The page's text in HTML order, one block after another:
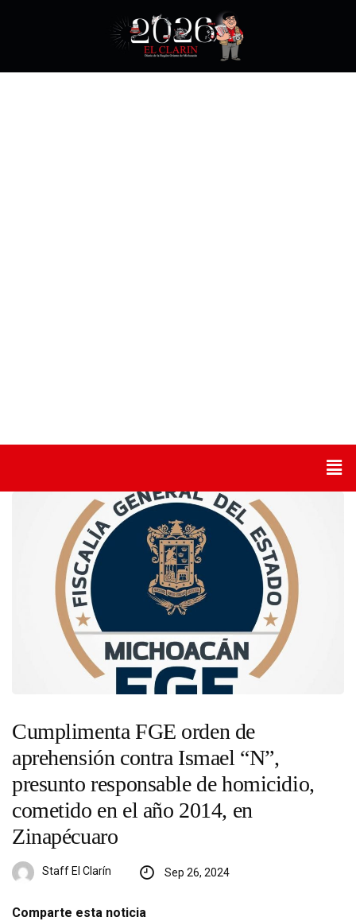
Cumplimenta FGE orden de
aprehensión contra Ismael “N”,
presunto responsable de homicidio,
cometido en el año 2014, en
Zinapécuaro
Staff El Clarín Sep 26, 2024
Comparte esta noticia